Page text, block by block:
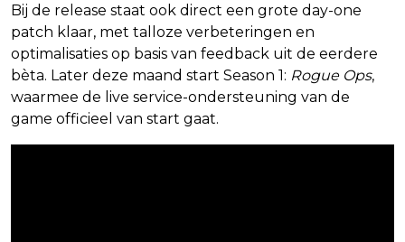
Bij de release staat ook direct een grote day-one
patch klaar, met talloze verbeteringen en
optimalisaties op basis van feedback uit de eerdere
bèta. Later deze maand start Season 1: Rogue Ops,
waarmee de live service-ondersteuning van de
game officieel van start gaat.